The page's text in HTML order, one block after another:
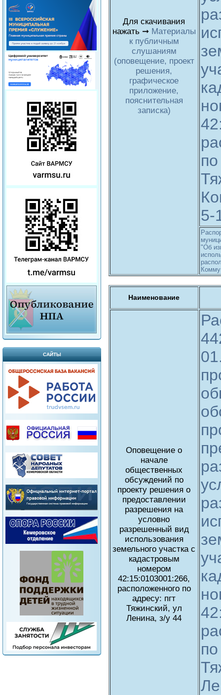
САЙТЫ
Для скачивания
нажать ➞ Материалы
к публичным
слушаниям
(оповещение, проект
решения,
графическое
приложение,
пояснительная
записка)
5-
"Об
Наименование
Оповещение о
начале
общественных
обсуждений по
проекту решения о
предоставлении
разрешения на
условно
разрешенный вид
использования
земельного участка с
кадастровым
номером
42:15:0103001:266,
расположенного по
адресу: пгт
Тяжинский, ул
Ленина, з/у 44